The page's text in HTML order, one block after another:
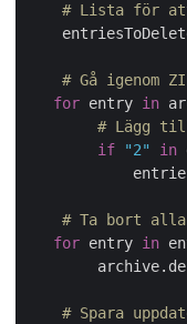
# Lista för
# Gå igenom
for entry in
# Lägg
if
"2" in
# Ta bort
for entry in
# Spara